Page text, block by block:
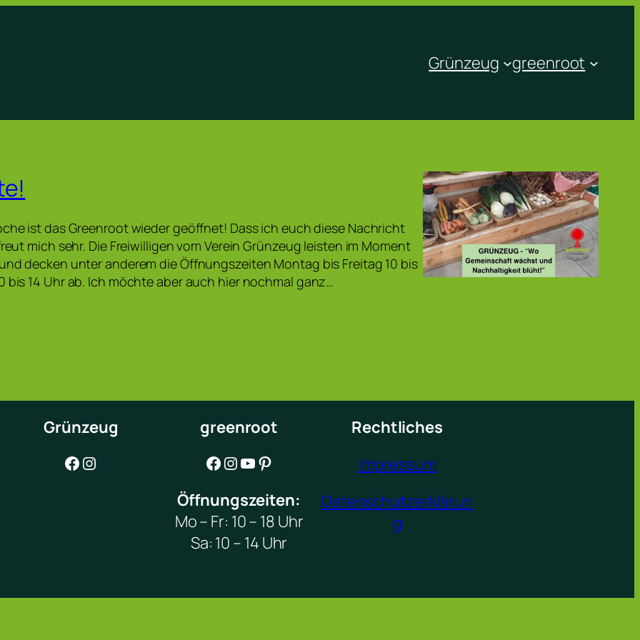
Grünzeug greenroot
ist das Greenroot wieder geöffnet! Dass ich euch diese Nachricht
mich sehr. Die Freiwilligen vom Verein Grünzeug leisten im Moment
decken unter anderem die Öffnungszeiten Montag bis Freitag 10 bis
bis 14 Uhr ab. Ich möchte aber auch hier nochmal ganz…
Grünzeug
Facebook Instagram
greenroot
Facebook Instagram YouTube Pinterest
Öffnungszeiten:
Mo – Fr: 10 – 18 Uhr
Sa: 10 – 14 Uhr
Rechtliches
Impressum
Datenschutzerklärun
g